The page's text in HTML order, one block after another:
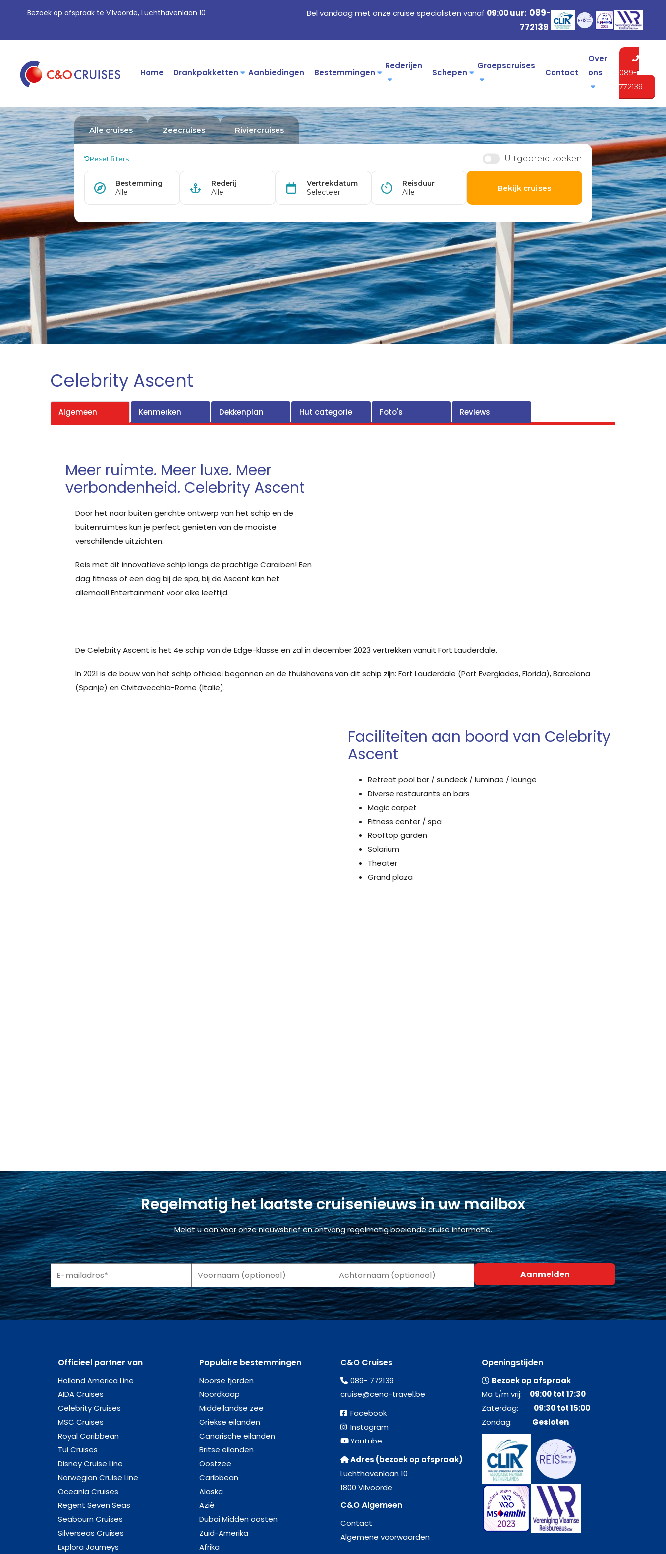
Bezoek op afspraak te Vilvoorde, Luchthavenlaan 10 Bel vandaag met onze cruise specialisten vanaf 09:00 uur: 089-
772139
Home Drankpakketten Aanbiedingen Bestemmingen
Rederijen
Schepen
Groepscruises
Contact
Over
ons
089-
772139
Celebrity Ascent
Algemeen Kenmerken Dekkenplan Hut categorie Foto's Reviews
Meer ruimte. Meer luxe. Meer
verbondenheid. Celebrity Ascent
Door het naar buiten gerichte ontwerp van het schip en de
buitenruimtes kun je perfect genieten van de mooiste
verschillende uitzichten.
Reis met dit innovatieve schip langs de prachtige Caraïben! Een
dag fitness of een dag bij de spa, bij de Ascent kan het
allemaal! Entertainment voor elke leeftijd.
De Celebrity Ascent is het 4e schip van de Edge-klasse en zal in december 2023 vertrekken vanuit Fort Lauderdale.
In 2021 is de bouw van het schip officieel begonnen en de thuishavens van dit schip zijn: Fort Lauderdale (Port Everglades, Florida), Barcelona
(Spanje) en Civitavecchia-Rome (Italië).
Faciliteiten aan boord van Celebrity
Ascent
Retreat pool bar / sundeck / luminae / lounge
Diverse restaurants en bars
Magic carpet
Fitness center / spa
Rooftop garden
Solarium
Theater
Grand plaza
Regelmatig het laatste cruisenieuws in uw mailbox
Meldt u aan voor onze nieuwsbrief en ontvang regelmatig boeiende cruise informatie.
Officieel partner van
Holland America Line
AIDA Cruises
Celebrity Cruises
MSC Cruises
Royal Caribbean
Tui Cruises
Disney Cruise Line
Norwegian Cruise Line
Oceania Cruises
Regent Seven Seas
Seabourn Cruises
Silverseas Cruises
Explora Journeys
Populaire bestemmingen
Noorse fjorden
Noordkaap
Middellandse zee
Griekse eilanden
Canarische eilanden
Britse eilanden
Oostzee
Caribbean
Alaska
Azië
Dubai Midden oosten
Zuid-Amerika
Afrika
C&O Cruises
089- 772139
cruise@ceno-travel.be
Facebook
Instagram
Youtube
Adres (bezoek op afspraak)
Luchthavenlaan 10
1800 Vilvoorde
C&O Algemeen
Contact
Algemene voorwaarden
Openingstijden
Bezoek op afspraak
Ma t/m vrij: 09:00 tot 17:30
Zaterdag: 09:30 tot 15:00
Zondag: Gesloten